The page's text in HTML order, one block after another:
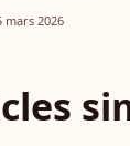
mars 2026